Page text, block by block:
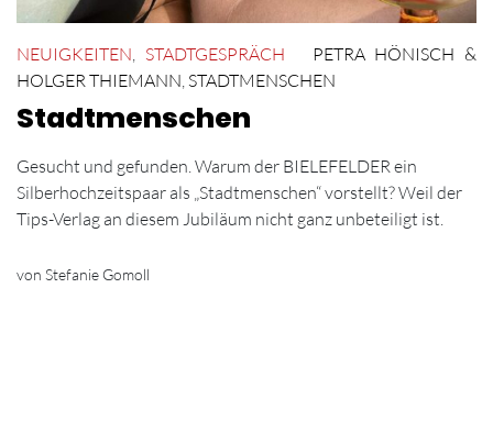
NEUIGKEITEN STADTGESPRÄCH
PETRA HÖNISCH &
HOLGER THIEMANN STADTMENSCHEN
Stadtmenschen
Gesucht und gefunden. Warum der BIELEFELDER ein
Silberhochzeitspaar als „Stadtmenschen“ vorstellt? Weil der
Tips-Verlag an diesem Jubiläum nicht ganz unbeteiligt ist.
von Stefanie Gomoll